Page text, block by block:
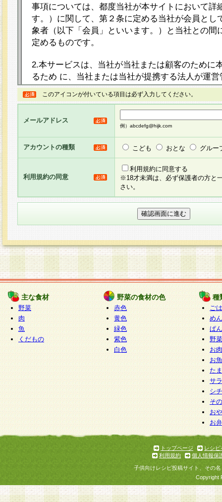
事項については、都度当社が本サイトにおいて詳
す。）に関して、第２条に定める当社が会員とし
象者（以下「会員」といいます。）と当社との間
定めるものです。
2.本サービスは、当社が当社または顧客のために
るため に、当社または当社が提携する法人が運
ト（以下「本サイト」といいます。）上に本サー
ージを設け、会員がアンケー ト調査に回答する
し、その結果を当社が集計・分析その他の利用を
るものです。なお、本サービスは、それぞれの目
員に対して本サービスの依頼を行うこともあり、
た全ての会員に対して本サービスの依頼をすると
りま す。
3.当社は、会員の事前の承諾を得ることなく、当
方 法・手段にて、本規約を任意に制定、変更ま
きるものとします。改定後の本規約等は、本規約
に掲示したときに、その 他の諸規定については
てその効力を生じるものとします。
4.本規約は、会員登録希望者による会員登録手続
の当社による会員登録の承認が完了した時点で会
たものとみなされ、会員に対して適用されるもの
5.当社がお聞きする個人情報は、すべて会員登録
で提 供いただいたものと考えております。従っ
自らの個人情報の提供を希望されない場合には、
をお預かりいたしません が、提供されないこと
商品やサービス等をご利用いただけない場合があ
了承ください。
6.当社は、お客様から当社が保有している個人情
加・ 利用停止等を求められた場合には、ご本人
て確認できた場合に限り、法令に準拠して合理的
いただきます。なお、開示 請求等の請求先は個
ります。
1.会員とは、本規約等を承諾のうえ、当社所定の
了し、当社が承認した者、グループとします。な
が以下に該当する場合は会員登録をすることがで
このアイコンが付いている項目は必ず入力してください。
メールアドレス
例）abcdefg@hijk.com
アカウントの種類 こども おとな グルー
利用規約の同意
利用規約に同意する
※18才未満は、必ず保護者の方と
さい。
主な食材
野菜
肉
魚
くだもの
野菜の食材の色
赤色
黄色
緑色
紫色
白色
種
ご
めん
ぱん
野
お
お
た
サ
シ
そ
お
お
トップページ
レシピ
利用規約
個人情報保
子供向けレシピ投稿サイト、その
Copyright